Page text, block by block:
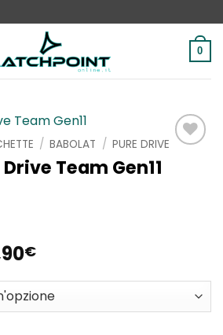
0
Aggiungi
alla lista
/ BABOLAT / PURE DRIVE
Team Gen11
€Il
attuale
è: